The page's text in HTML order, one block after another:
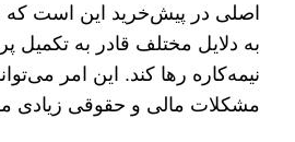
اصلی در پیش‌خرید این است
به دلایل مختلف قادر به تکمیل
نیمه‌کاره رها کند. این امر
مشکلات مالی و حقوقی زیادی